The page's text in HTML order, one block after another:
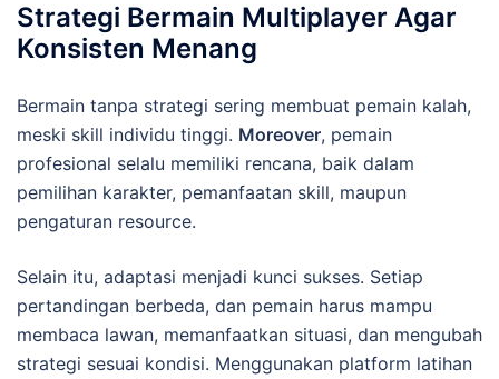
Strategi Bermain Multiplayer Agar
Konsisten Menang
Bermain tanpa strategi sering membuat pemain kalah,
meski skill individu tinggi. Moreover, pemain
profesional selalu memiliki rencana, baik dalam
pemilihan karakter, pemanfaatan skill, maupun
pengaturan resource.
Selain itu, adaptasi menjadi kunci sukses. Setiap
pertandingan berbeda, dan pemain harus mampu
membaca lawan, memanfaatkan situasi, dan mengubah
strategi sesuai kondisi. Menggunakan platform latihan